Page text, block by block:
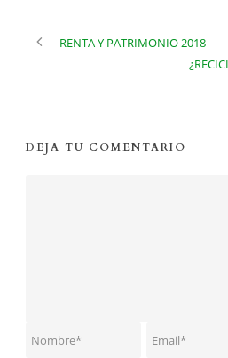
RENTA Y PATRIMONIO 2018
DEJA TU COMENTARIO